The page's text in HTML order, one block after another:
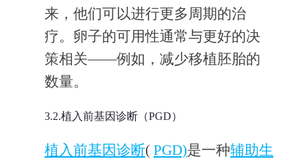
来，他们可以进行更多周期的治
疗。卵子的可用性通常与更好的决
策相关——例如，减少移植胚胎的
数量。
3.2.植入前基因诊断（PGD）
植入前基因诊断( PGD)是一种辅助生